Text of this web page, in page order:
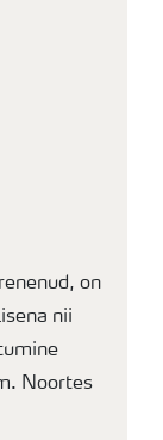
on
nii
Noortes